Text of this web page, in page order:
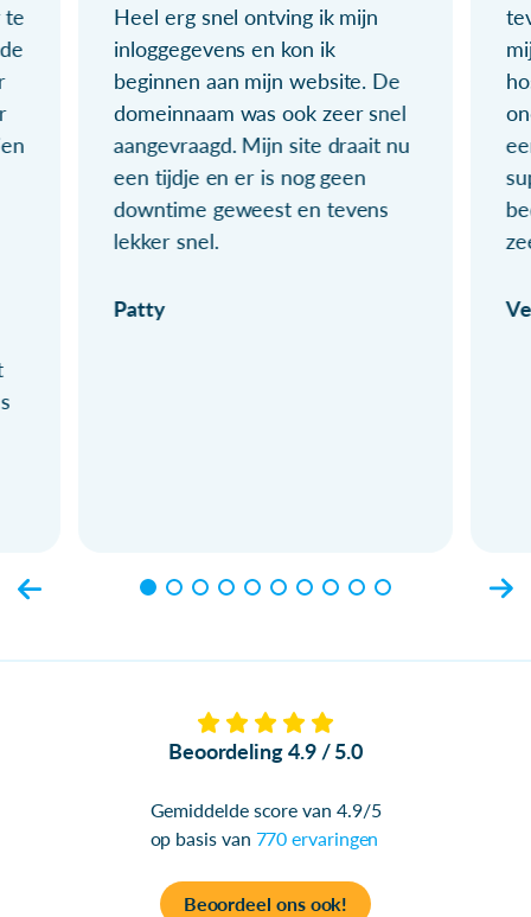
te
Heel erg snel ontving ik mijn
inloggegevens en kon ik
beginnen aan mijn website. De
domeinnaam was ook zeer snel
aangevraagd. Mijn site draait nu
een tijdje en er is nog geen
downtime geweest en tevens
lekker snel.
Patty
Beoordeling 4.9 / 5.0
Gemiddelde score van 4.9/5
op basis van 770 ervaringen
Beoordeel ons ook!